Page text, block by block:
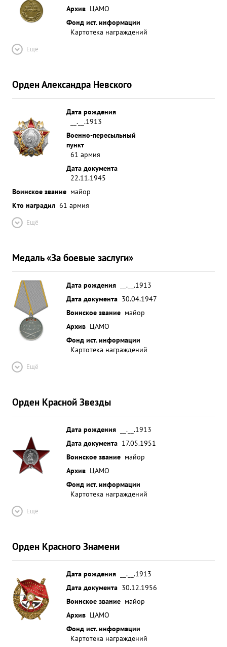
Архив ЦАМО
Фонд ист. информации
Картотека награждений
Ещё
Орден Александра Невского
Дата рождения
__.__.1913
Военно-пересыльный
пункт
61 армия
Дата документа
22.11.1945
Воинское звание майор
Кто наградил 61 армия
Ещё
Медаль «За боевые заслуги»
Дата рождения
__.__.1913
Дата документа 30.04.1947
Воинское звание майор
Архив ЦАМО
Фонд ист. информации
Картотека награждений
Ещё
Орден Красной Звезды
Дата рождения
__.__.1913
Дата документа 17.05.1951
Воинское звание майор
Архив ЦАМО
Фонд ист. информации
Картотека награждений
Ещё
Орден Красного Знамени
Дата рождения
__.__.1913
Дата документа 30.12.1956
Воинское звание майор
Архив ЦАМО
Фонд ист. информации
Картотека награждений